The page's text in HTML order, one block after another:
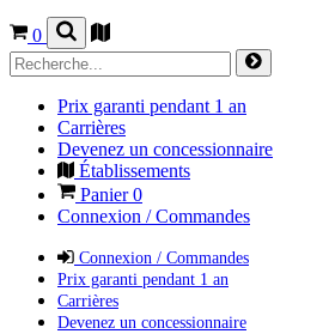
0
Prix garanti pendant 1 an
Carrières
Devenez un concessionnaire
Établissements
Panier0
Connexion / Commandes
Connexion / Commandes
Prix garanti pendant 1 an
Carrières
Devenez un concessionnaire